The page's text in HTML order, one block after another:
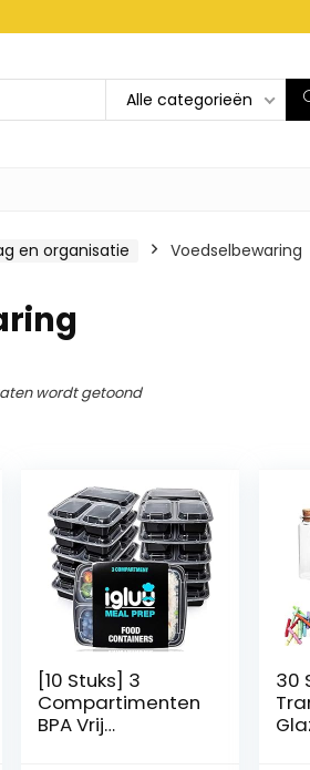
Alle categorieën
en organisatie Voedselbewaring
wordt getoond
[10 Stuks] 3
Compartimenten
BPA Vrij
30